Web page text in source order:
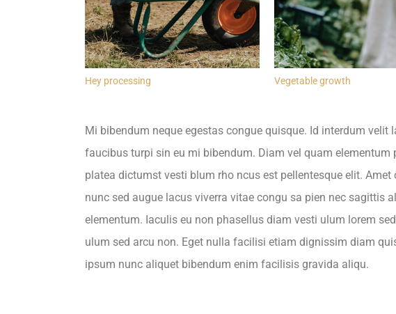
Hey processing Vegetable growth
Mi bibendum neque egestas congue quisque. Id interdum velit
faucibus turpi sin eu mi bibendum. Diam vel quam
platea dictumst vesti blum rho ncus est pellentesque elit.
nunc sed augue lacus viverra vitae congu sa pien nec sagittis
elementum. Iaculis eu non phasellus diam vesti ulum lorem
ulum sed arcu non. Eget nulla facilisi etiam dignissim diam
ipsum nunc aliquet bibendum enim facilisis gravida aliqu.